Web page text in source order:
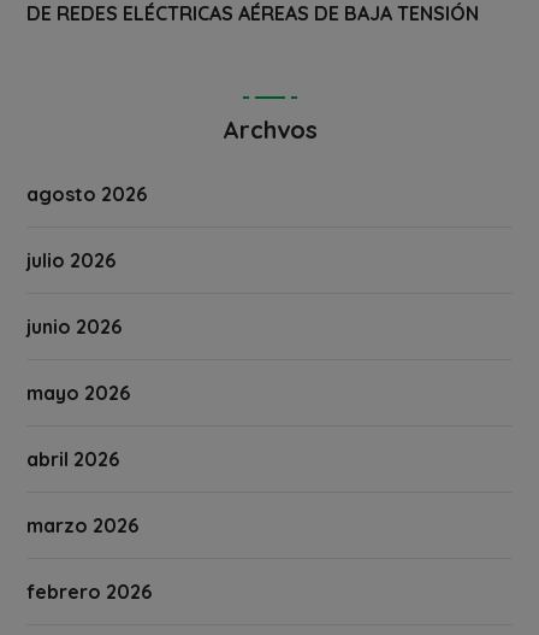
DE REDES ELÉCTRICAS AÉREAS DE BAJA TENSIÓN
Archvos
agosto 2026
julio 2026
junio 2026
mayo 2026
abril 2026
marzo 2026
febrero 2026